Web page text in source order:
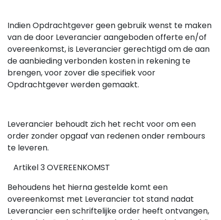
Indien Opdrachtgever geen gebruik wenst te maken
van de door Leverancier aangeboden offerte en/of
overeenkomst, is Leverancier gerechtigd om de aan
de aanbieding verbonden kosten in rekening te
brengen, voor zover die specifiek voor
Opdrachtgever werden gemaakt.
Leverancier behoudt zich het recht voor om een
order zonder opgaaf van redenen onder rembours
te leveren.
Artikel 3 OVEREENKOMST
Behoudens het hierna gestelde komt een
overeenkomst met Leverancier tot stand nadat
Leverancier een schriftelijke order heeft ontvangen,